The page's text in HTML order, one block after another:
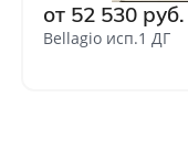
от 52 530 руб.
Bellagio исп.1 ДГ